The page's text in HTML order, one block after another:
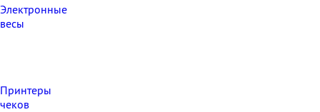
Электронные
весы
Принтеры
чеков